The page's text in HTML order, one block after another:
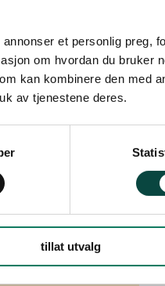
et personlig preg,
om hvordan du bruker
kan kombinere den med
av tjenestene deres.
tillat utvalg